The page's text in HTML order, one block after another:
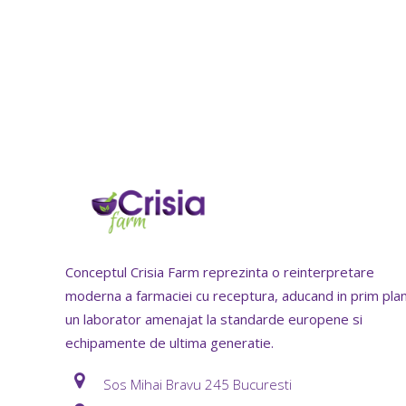
Conceptul Crisia Farm reprezinta o reinterpretare
moderna a farmaciei cu receptura, aducand in prim
un laborator amenajat la standarde europene si
echipamente de ultima generatie.
Sos Mihai Bravu 245 Bucuresti